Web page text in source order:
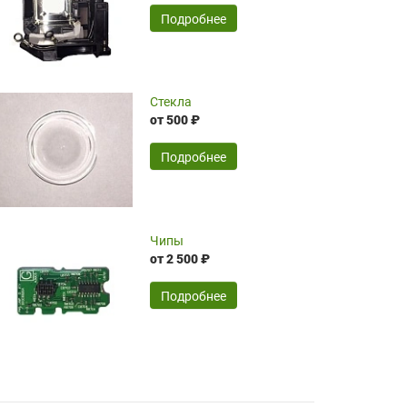
временные затраты по достаточно
оптимизированной стоимости, чему
чрезмерно благодарны!)))
SERGEY FOURSOV,24.04.2026
широкий ассортимент ламп, как оригиналов,
так и аналогов.Быстрое оформление и
передача в доставку, приемлемые цены. Мне
понравилось.
Читать полностью
16.04.2026
Подробнее
Стекла
от 500 ₽
Подробнее
Чипы
от 2 500 ₽
Подробнее